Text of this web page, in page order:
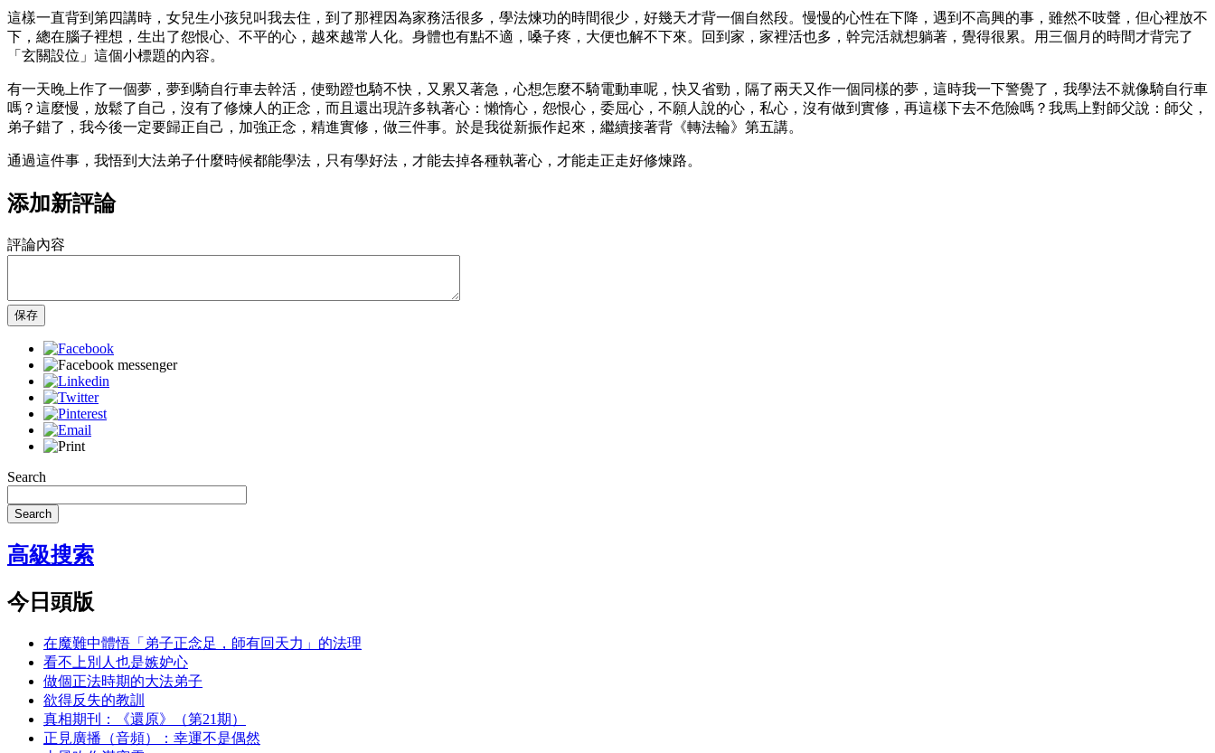
這樣一直背到第四講時，女兒生小孩兒叫我去住，到了那裡因為家務活很多，學法煉功的時間很少，好幾天才背一個自然段。慢慢的心性在下降，遇到不高興的事，雖然不吱聲，但心裡放不
下，總在腦子裡想，生出了怨恨心、不平的心，越來越常人化。身體也有點不適，嗓子疼，大便也解不下來。回到家，家裡活也多，幹完活就想躺著，覺得很累。用三個月的時間才背完了
「玄關設位」這個小標題的內容。
有一天晚上作了一個夢，夢到騎自行車去幹活，使勁蹬也騎不快，又累又著急，心想怎麼不騎電動車呢，快又省勁，隔了兩天又作一個同樣的夢，這時我一下警覺了，我學法不就像騎自行車
嗎？這麼慢，放鬆了自己，沒有了修煉人的正念，而且還出現許多執著心：懶惰心，怨恨心，委屈心，不願人說的心，私心，沒有做到實修，再這樣下去不危險嗎？我馬上對師父說：師父，
弟子錯了，我今後一定要歸正自己，加強正念，精進實修，做三件事。於是我從新振作起來，繼續接著背《轉法輪》第五講。
通過這件事，我悟到大法弟子什麼時候都能學法，只有學好法，才能去掉各種執著心，才能走正走好修煉路。
添加新評論
評論內容
保存
Search
Search
高級搜索
今日頭版
在魔難中體悟「弟子正念足，師有回天力」的法理
看不上別人也是嫉妒心
做個正法時期的大法弟子
欲得反失的教訓
真相期刊：《還原》（第21期）
正見廣播（音頻）：幸運不是偶然